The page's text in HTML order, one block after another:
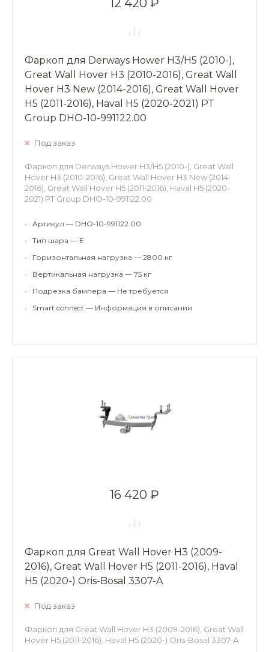
Фаркоп для Derways Hower H3/H5 (2010-),
Great Wall Hover H3 (2010-2016), Great Wall
Hover H3 New (2014-2016), Great Wall Hover
H5 (2011-2016), Haval H5 (2020-2021) PT
Group DHO-10-991122.00
Под заказ
Фаркоп для Derways Hower H3/H5 (2010-), Great Wall
Hover H3 (2010-2016), Great Wall Hover H3 New (2014-
2016), Great Wall Hover H5 (2011-2016), Haval H5 (2020-
2021) PT Group DHO-10-991122.00
•
Артикул — DHO-10-991122.00
•
Тип шара — E
•
Горизонтальная нагрузка — 2800 кг
•
Вертикальная нагрузка — 75 кг
•
Подрезка бампера — Не требуется
•
Smart connect — Информация в описании
16 420 ₽
Фаркоп для Great Wall Hover H3 (2009-
2016), Great Wall Hover H5 (2011-2016), Haval
H5 (2020-) Oris-Bosal 3307-A
Под заказ
Фаркоп для Great Wall Hover H3 (2009-2016), Great Wall
Hover H5 (2011-2016), Haval H5 (2020-) Oris-Bosal 3307-A